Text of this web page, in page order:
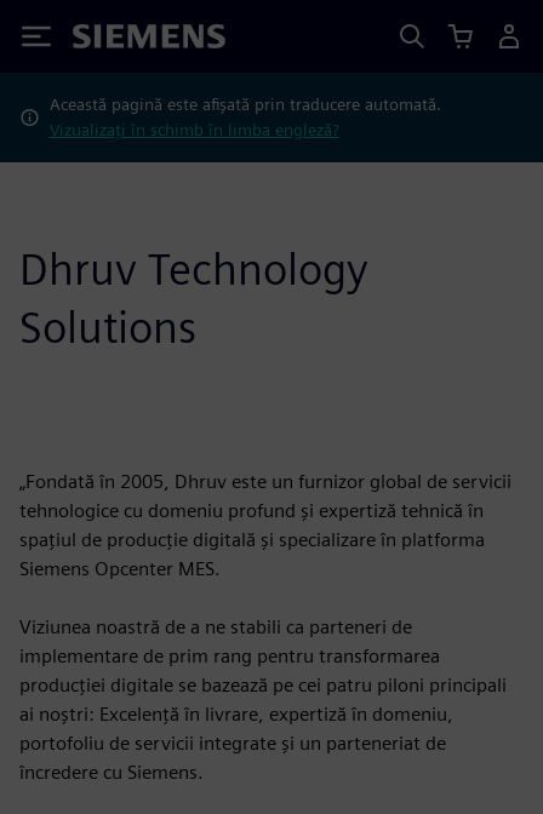
Siemens
Această pagină este afișată prin traducere automată.
Vizualizați în schimb în limba engleză?
Dhruv Technology
Solutions
„Fondată în 2005, Dhruv este un furnizor global de servicii
tehnologice cu domeniu profund și expertiză tehnică în
spațiul de producție digitală și specializare în platforma
Siemens Opcenter MES.
Viziunea noastră de a ne stabili ca parteneri de
implementare de prim rang pentru transformarea
producției digitale se bazează pe cei patru piloni principali
ai noștri: Excelență în livrare, expertiză în domeniu,
portofoliu de servicii integrate și un parteneriat de
încredere cu Siemens.